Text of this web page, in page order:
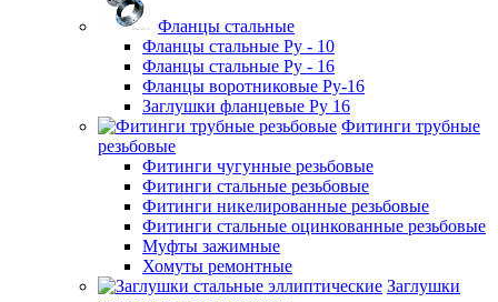
Фланцы стальные
Фланцы стальные Ру - 10
Фланцы стальные Ру - 16
Фланцы воротниковые Ру-16
Заглушки фланцевые Ру 16
Фитинги трубные
резьбовые
Фитинги чугунные резьбовые
Фитинги стальные резьбовые
Фитинги никелированные резьбовые
Фитинги стальные оцинкованные резьбовые
Муфты зажимные
Хомуты ремонтные
Заглушки